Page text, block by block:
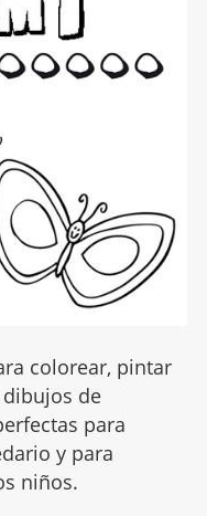
colorear, pintar
de
para
y para
niños.